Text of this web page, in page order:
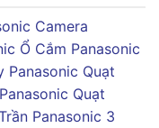
Camera
Ổ Cắm Panasonic
Panasonic Quạt
Quạt
Panasonic 3